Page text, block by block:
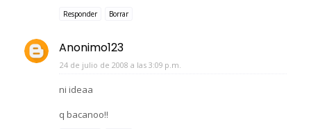
Responder Borrar
Anonimo123
24 de julio de 2008 a las 3:09 p.m.
ni ideaa
q bacanoo!!